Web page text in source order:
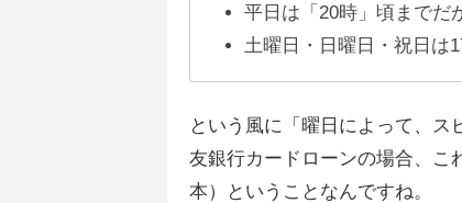
平日は「20時」頃までだ
土曜日・日曜日・祝日は
という風に「曜日によって、
友銀行カードローンの場合、こ
本）ということなんですね。